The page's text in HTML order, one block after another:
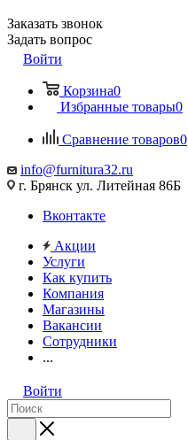
Заказать звонок
Задать вопрос
Войти
Корзина0
Избранные товары0
Сравнение товаров0
info@furnitura32.ru
г. Брянск ул. Литейная 86Б
Вконтакте
Акции
Услуги
Как купить
Компания
Магазины
Вакансии
Сотрудники
...
Войти